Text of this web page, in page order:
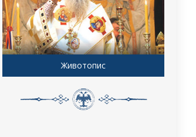
Животопис